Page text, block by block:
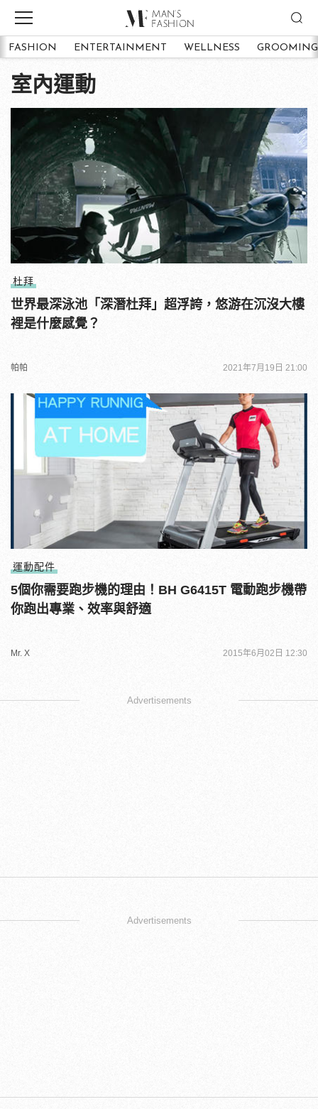
FASHION ENTERTAINMENT WELLNESS GROOMING
室內運動
杜拜
世界最深泳池「深潛杜拜」超浮誇，悠游在沉沒大樓
裡是什麼感覺？
帕帕 2021年7月19日 21:00
運動配件
5個你需要跑步機的理由！BH G6415T 電動跑步機帶
你跑出專業、效率與舒適
Mr. X 2015年6月02日 12:30
Advertisements
Advertisements